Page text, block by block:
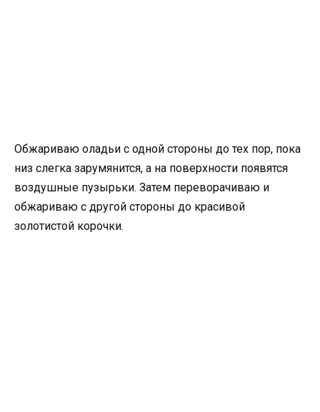
Обжариваю оладьи с одной стороны до тех пор, пока
низ слегка зарумянится, а на поверхности появятся
воздушные пузырьки. Затем переворачиваю и
обжариваю с другой стороны до красивой
золотистой корочки.